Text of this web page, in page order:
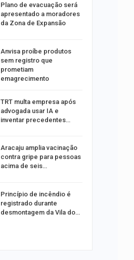
Plano de evacuação será
apresentado a moradores
da Zona de Expansão
Anvisa proíbe produtos
sem registro que
prometiam
emagrecimento
TRT multa empresa após
advogada usar IA e
inventar precedentes…
Aracaju amplia vacinação
contra gripe para pessoas
acima de seis…
Princípio de incêndio é
registrado durante
desmontagem da Vila do…